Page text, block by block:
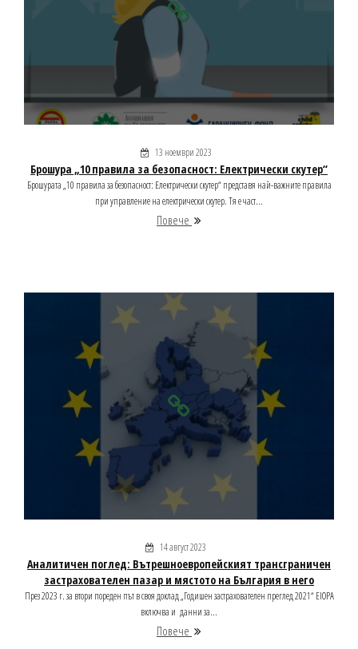
13 ноември 2023
Брошура „10 правила за безопасност: Електрически скутер“
Брошурата „10 правила за безопасност: Електрически скутер“ представя най-важните правила
при управление на електрически скутер. Тя е част...
Повече
14 август 2023
Аналитичен поглед: Вътрешноевропейският трансграничен
застрахователен пазар и мястото на България в него
През 2023 г. за втори пореден път в своя доклад „Годишен застрахователен преглед 2021“ EIOPA
включва и данни за...
Повече